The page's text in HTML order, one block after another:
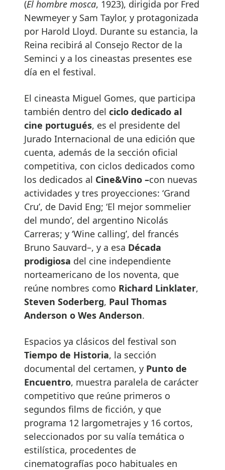
(El hombre mosca, 1923), dirigida por Fred
Newmeyer y Sam Taylor, y protagonizada
por Harold Lloyd. Durante su estancia, la
Reina recibirá al Consejo Rector de la
Seminci y a los cineastas presentes ese
día en el festival.
El cineasta Miguel Gomes, que participa
también dentro del ciclo dedicado al
cine portugués, es el presidente del
Jurado Internacional de una edición que
cuenta, además de la sección oficial
competitiva, con ciclos dedicados como
los dedicados al Cine&Vino –con nuevas
actividades y tres proyecciones: ‘Grand
Cru’, de David Eng; ‘El mejor sommelier
del mundo’, del argentino Nicolás
Carreras; y ‘Wine calling’, del francés
Bruno Sauvard–, y a esa Década
prodigiosa del cine independiente
norteamericano de los noventa, que
reúne nombres como Richard Linklater,
Steven Soderberg, Paul Thomas
Anderson o Wes Anderson.
Espacios ya clásicos del festival son
Tiempo de Historia, la sección
documental del certamen, y Punto de
Encuentro, muestra paralela de carácter
competitivo que reúne primeros o
segundos films de ficción, y que
programa 12 largometrajes y 16 cortos,
seleccionados por su valía temática o
estilística, procedentes de
cinematografías poco habituales en